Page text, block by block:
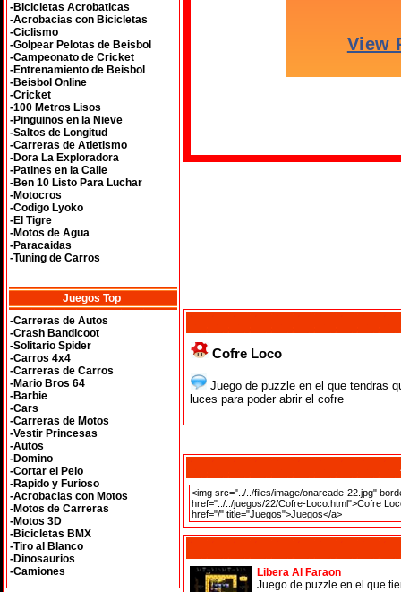
-Bicicletas Acrobaticas
-Acrobacias con Bicicletas
-Ciclismo
-Golpear Pelotas de Beisbol
-Campeonato de Cricket
-Entrenamiento de Beisbol
-Beisbol Online
-Cricket
-100 Metros Lisos
-Pinguinos en la Nieve
-Saltos de Longitud
-Carreras de Atletismo
-Dora La Exploradora
-Patines en la Calle
-Ben 10 Listo Para Luchar
-Motocros
-Codigo Lyoko
-El Tigre
-Motos de Agua
-Paracaidas
-Tuning de Carros
Juegos Top
-Carreras de Autos
-Crash Bandicoot
-Solitario Spider
-Carros 4x4
-Carreras de Carros
-Mario Bros 64
-Barbie
-Cars
-Carreras de Motos
-Vestir Princesas
-Autos
-Domino
-Cortar el Pelo
-Rapido y Furioso
-Acrobacias con Motos
-Motos de Carreras
-Motos 3D
-Bicicletas BMX
-Tiro al Blanco
-Dinosaurios
-Camiones
Cofre Loco
Juego de puzzle en el que tendras
luces para poder abrir el cofre
Libera Al Faraon
Juego de puzzle en el que